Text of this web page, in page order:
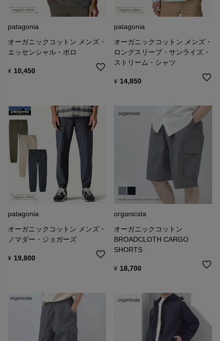
patagonia
オーガニックコットン メンズ・
エッセンシャル・ポロ
¥ 10,450
patagonia
オーガニックコットン メンズ・
ロングスリーブ・サンライズ・
ストリーム・シャツ
¥ 14,850
patagonia
オーガニックコットン メンズ・
ノマダー・ジョガーズ
¥ 19,800
organicsta
オーガニックコットン
BROADCLOTH CARGO
SHORTS
¥ 18,700